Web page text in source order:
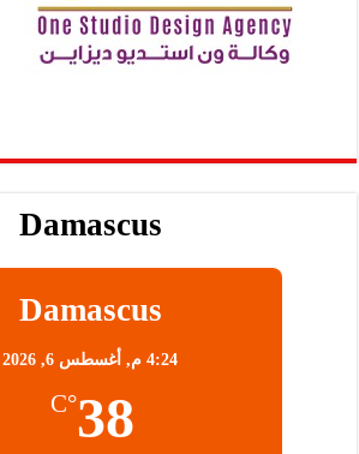
Damascus
Damascus
4:24 م, أغسطس 6, 2026
38
°C